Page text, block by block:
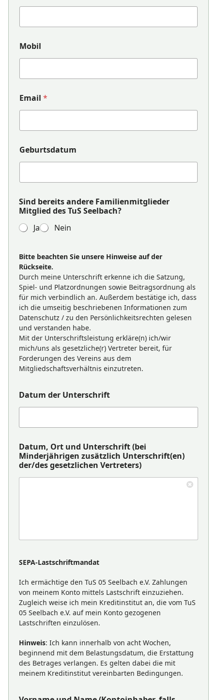
Mobil
Email *
Geburtsdatum
Sind bereits andere Familienmitglieder
Mitglied des TuS Seelbach?
Ja
Nein
Bitte beachten Sie unsere Hinweise auf der
Rückseite.
Durch meine Unterschrift erkenne ich die Satzung,
Spiel- und Platzordnungen sowie Beitragsordnung als
für mich verbindlich an. Außerdem bestätige ich, dass
ich die umseitig beschriebenen Informationen zum
Datenschutz / zu den Persönlichkeitsrechten gelesen
und verstanden habe.
Mit der Unterschriftsleistung erkläre(n) ich/wir
mich/uns als gesetzliche(r) Vertreter bereit, für
Forderungen des Vereins aus dem
Mitgliedschaftsverhältnis einzutreten.
Datum der Unterschrift
Datum, Ort und Unterschrift (bei
Minderjährigen zusätzlich Unterschrift(en)
der/des gesetzlichen Vertreters)
SEPA-Lastschriftmandat
Ich ermächtige den TuS 05 Seelbach e.V. Zahlungen
von meinem Konto mittels Lastschrift einzuziehen.
Zugleich weise ich mein Kreditinstitut an, die vom TuS
05 Seelbach e.V. auf mein Konto gezogenen
Lastschriften einzulösen.
Hinweis: Ich kann innerhalb von acht Wochen,
beginnend mit dem Belastungsdatum, die Erstattung
des Betrages verlangen. Es gelten dabei die mit
meinem Kreditinstitut vereinbarten Bedingungen.